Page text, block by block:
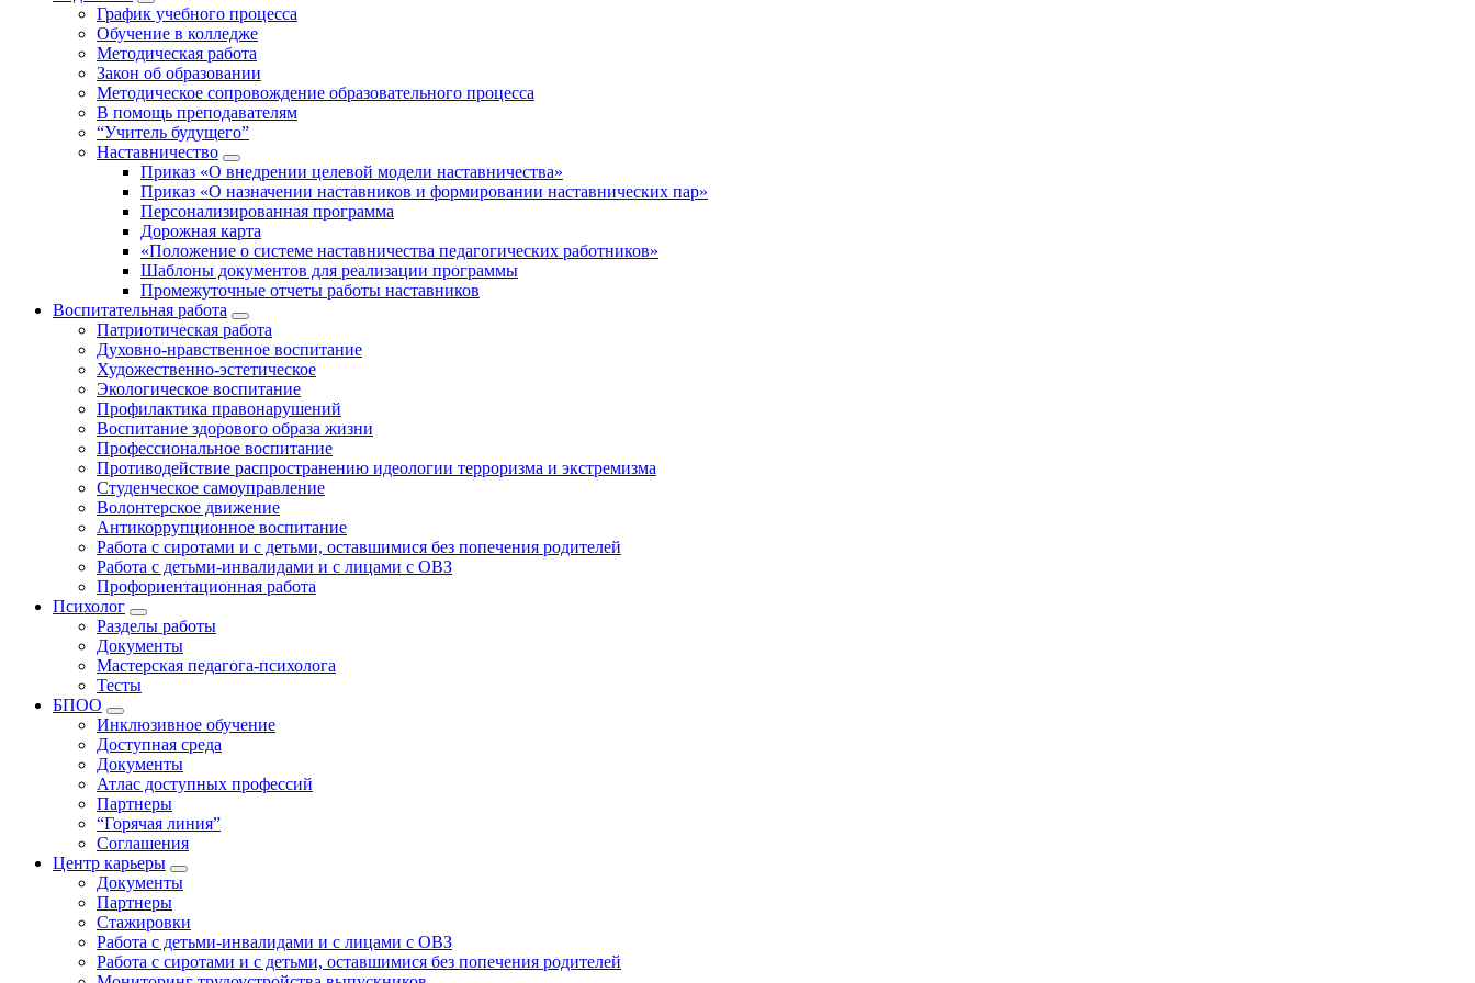
График учебного процесса
Обучение в колледже
Методическая работа
Закон об образовании
Методическое сопровождение образовательного процесса
В помощь преподавателям
“Учитель будущего”
Наставничество
Приказ «О внедрении целевой модели наставничества»
Приказ «О назначении наставников и формировании наставнических пар»
Персонализированная программа
Дорожная карта
«Положение о системе наставничества педагогических работников»
Шаблоны документов для реализации программы
Промежуточные отчеты работы наставников
Воспитательная работа
Патриотическая работа
Духовно-нравственное воспитание
Художественно-эстетическое
Экологическое воспитание
Профилактика правонарушений
Воспитание здорового образа жизни
Профессиональное воспитание
Противодействие распространению идеологии терроризма и экстремизма
Студенческое самоуправление
Волонтерское движение
Антикоррупционное воспитание
Работа с сиротами и с детьми, оставшимися без попечения родителей
Работа с детьми-инвалидами и с лицами с ОВЗ
Профориентационная работа
Психолог
Разделы работы
Документы
Мастерская педагога-психолога
Тесты
БПОО
Инклюзивное обучение
Доступная среда
Документы
Атлас доступных профессий
Партнеры
“Горячая линия”
Соглашения
Центр карьеры
Документы
Партнеры
Стажировки
Работа с детьми-инвалидами и с лицами с ОВЗ
Работа с сиротами и с детьми, оставшимися без попечения родителей